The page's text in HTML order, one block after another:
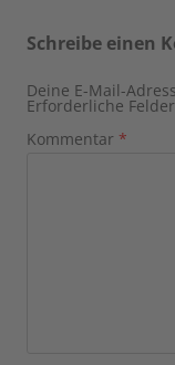
Schreibe einen
Deine E-Mail-
Erforderliche
Kommentar *